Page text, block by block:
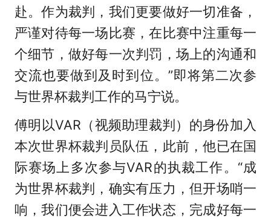
赴。作为裁判，我们更要做好一切准备，
严谨对待每一场比赛，在比赛中注重每一
个细节，做好每一次判罚，场上的沟通和
交流也要做到及时到位。”即将第二次参
与世界杯裁判工作的马宁说。
傅明以VAR（视频助理裁判）的身份加入
本次世界杯裁判员队伍，此前，他已在国
际赛场上多次参与VAR的执裁工作。“成
为世界杯裁判，确实有压力，但开场哨一
响，我们便会进入工作状态，完成好每一